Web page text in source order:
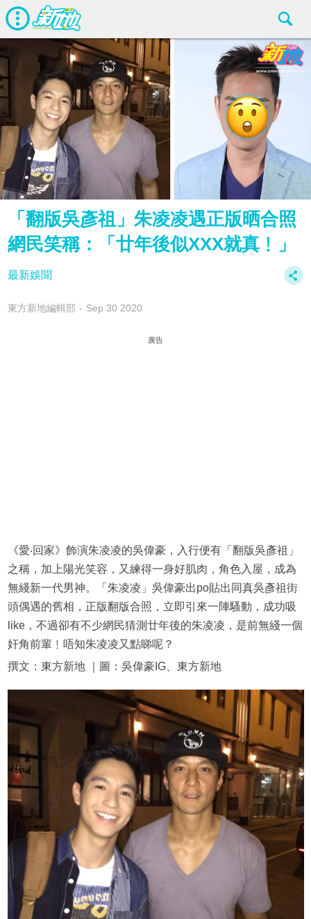
「翻版吳彥祖」朱凌凌遇正版晒合照
網民笑稱：「廿年後似XXX就真﹗」
最新娛聞
東方新地編輯部 Sep 30 2020
廣告
《愛‧回家》飾演朱凌凌的吳偉豪，入行便有「翻版吳彥祖」
之稱，加上陽光笑容，又練得一身好肌肉，角色入屋，成為
無綫新一代男神。「朱凌凌」吳偉豪出po貼出同真吳彥祖街
頭偶遇的舊相，正版翻版合照，立即引來一陣騷動，成功吸
like，不過卻有不少網民猜測廿年後的朱凌凌，是前無綫一個
奸角前輩﹗唔知朱凌凌又點睇呢？
撰文：東方新地 ｜圖：吳偉豪IG、東方新地